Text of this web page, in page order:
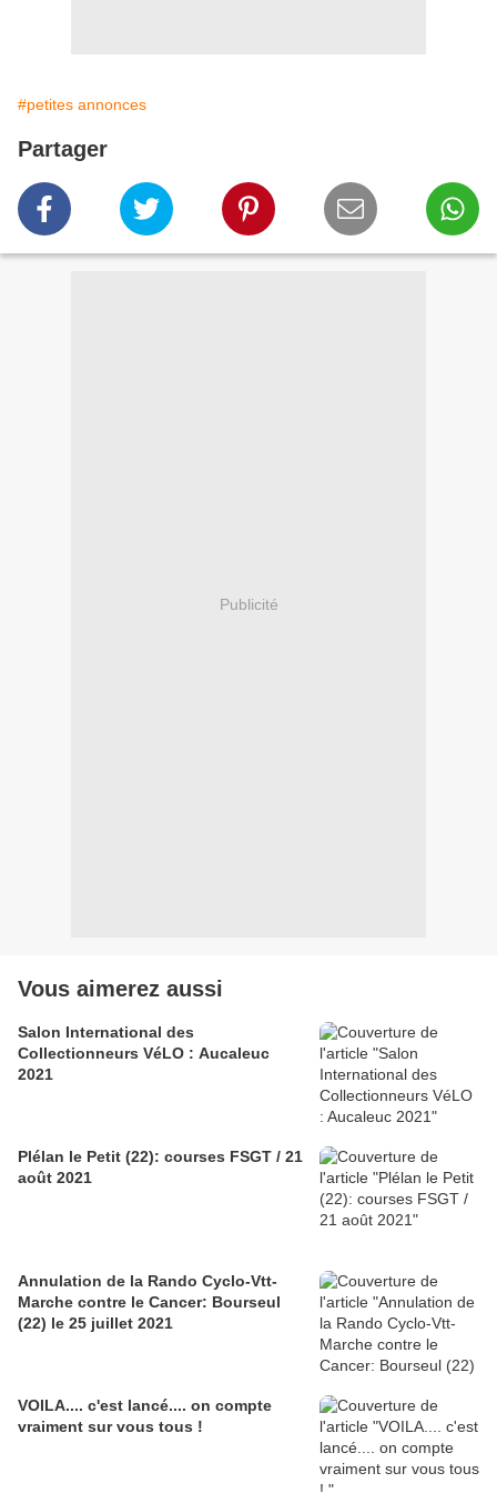
#petites annonces
Partager
Publicité
Vous aimerez aussi
Salon International des
Collectionneurs VéLO : Aucaleuc
2021
Plélan le Petit (22): courses FSGT / 21
août 2021
Annulation de la Rando Cyclo-Vtt-
Marche contre le Cancer: Bourseul
(22) le 25 juillet 2021
VOILA.... c'est lancé.... on compte
vraiment sur vous tous !